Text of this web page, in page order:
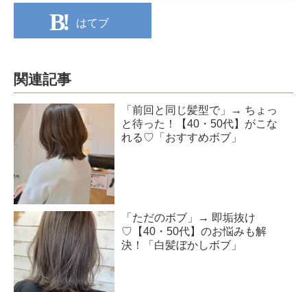
はてブ
関連記事
「前回と同じ髪型で」→ ちょっ
と待った！【40・50代】がこな
れる♡「おすすめボブ」
「ただのボブ」→ 即垢抜け
♡【40・50代】のお悩みも解
決！「白髪ぼかしボブ」